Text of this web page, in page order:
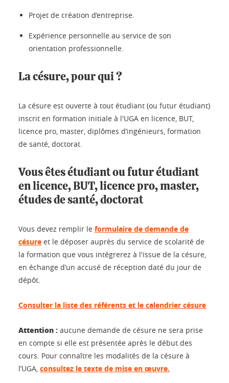
Projet de création d’entreprise.
Expérience personnelle au service de son
orientation professionnelle.
La césure, pour qui ?
La césure est ouverte à tout étudiant (ou futur étudiant)
inscrit en formation initiale à l'UGA en licence, BUT,
licence pro, master, diplômes d’ingénieurs, formation
de santé, doctorat.
Vous êtes étudiant ou futur étudiant
en licence, BUT, licence pro, master,
études de santé, doctorat
Vous devez remplir le formulaire de demande de
césure et le déposer auprès du service de scolarité de
la formation que vous intégrerez à l'issue de la césure,
en échange d’un accusé de réception daté du jour de
dépôt.
Consulter la liste des référents et le calendrier césure
Attention : aucune demande de césure ne sera prise
en compte si elle est présentée après le début des
cours. Pour connaître les modalités de la césure à
l’UGA, consultez le texte de mise en œuvre.